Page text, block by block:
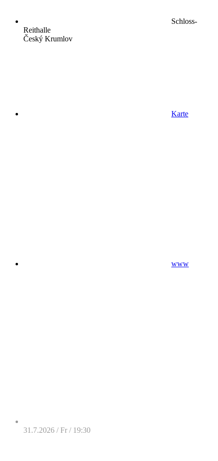
Schloss-
Reithalle
Český Krumlov
Karte
www
31.7.2026 / Fr / 19:30